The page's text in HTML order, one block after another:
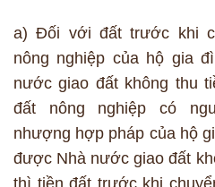
a) Đối với đất trước khi
nông nghiệp của hộ gia
nước giao đất không thu
đất nông nghiệp có
nhượng hợp pháp của hộ
được Nhà nước giao đất